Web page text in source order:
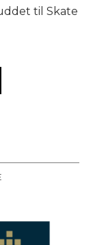
til Skate